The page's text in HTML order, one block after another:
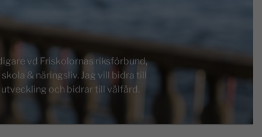
vd Friskolornas riksförbund,
& näringsliv. Jag vill bidra till
och bidrar till välfärd.